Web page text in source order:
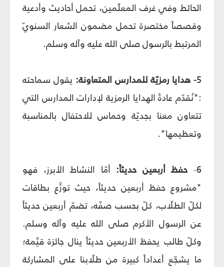
الحائط وفي غرف المعلّمين، تحمل أحاديث وأدعية
وقصصاً مختصرة تحمل مضمون الشعار السنويّ
المرتبط بالرسول صلى الله عليه وآله وسلم.
5- هدايا رمزيّة للمدارس المتعاونة: يقول سماحته
:"نُقدّم عادةً الهدايا الرمزية لإدارات المدارس التي
تتعاون معنا بجديّة وحماس للاحتفال بالمناسبة
وتعظيمها".
6- حفظ أربعين حديثاً: أمّا النشاط الأبرز، فهو
"مشروع حفظ أربعين حديثاً، حيث توزَّع بطاقات
لكلّ الطلّاب، كلّ بحسب صفّه، تضمّ أربعين حديثاً
عن الرسول الأكرم صلى الله عليه وآله وسلم.
وكلّ طالب يحفظ الأربعين حديثاً ينال جائزة قيِّمة؛
ما يشجّع أعداداً كبيرة من طلّابنا على المشاركة